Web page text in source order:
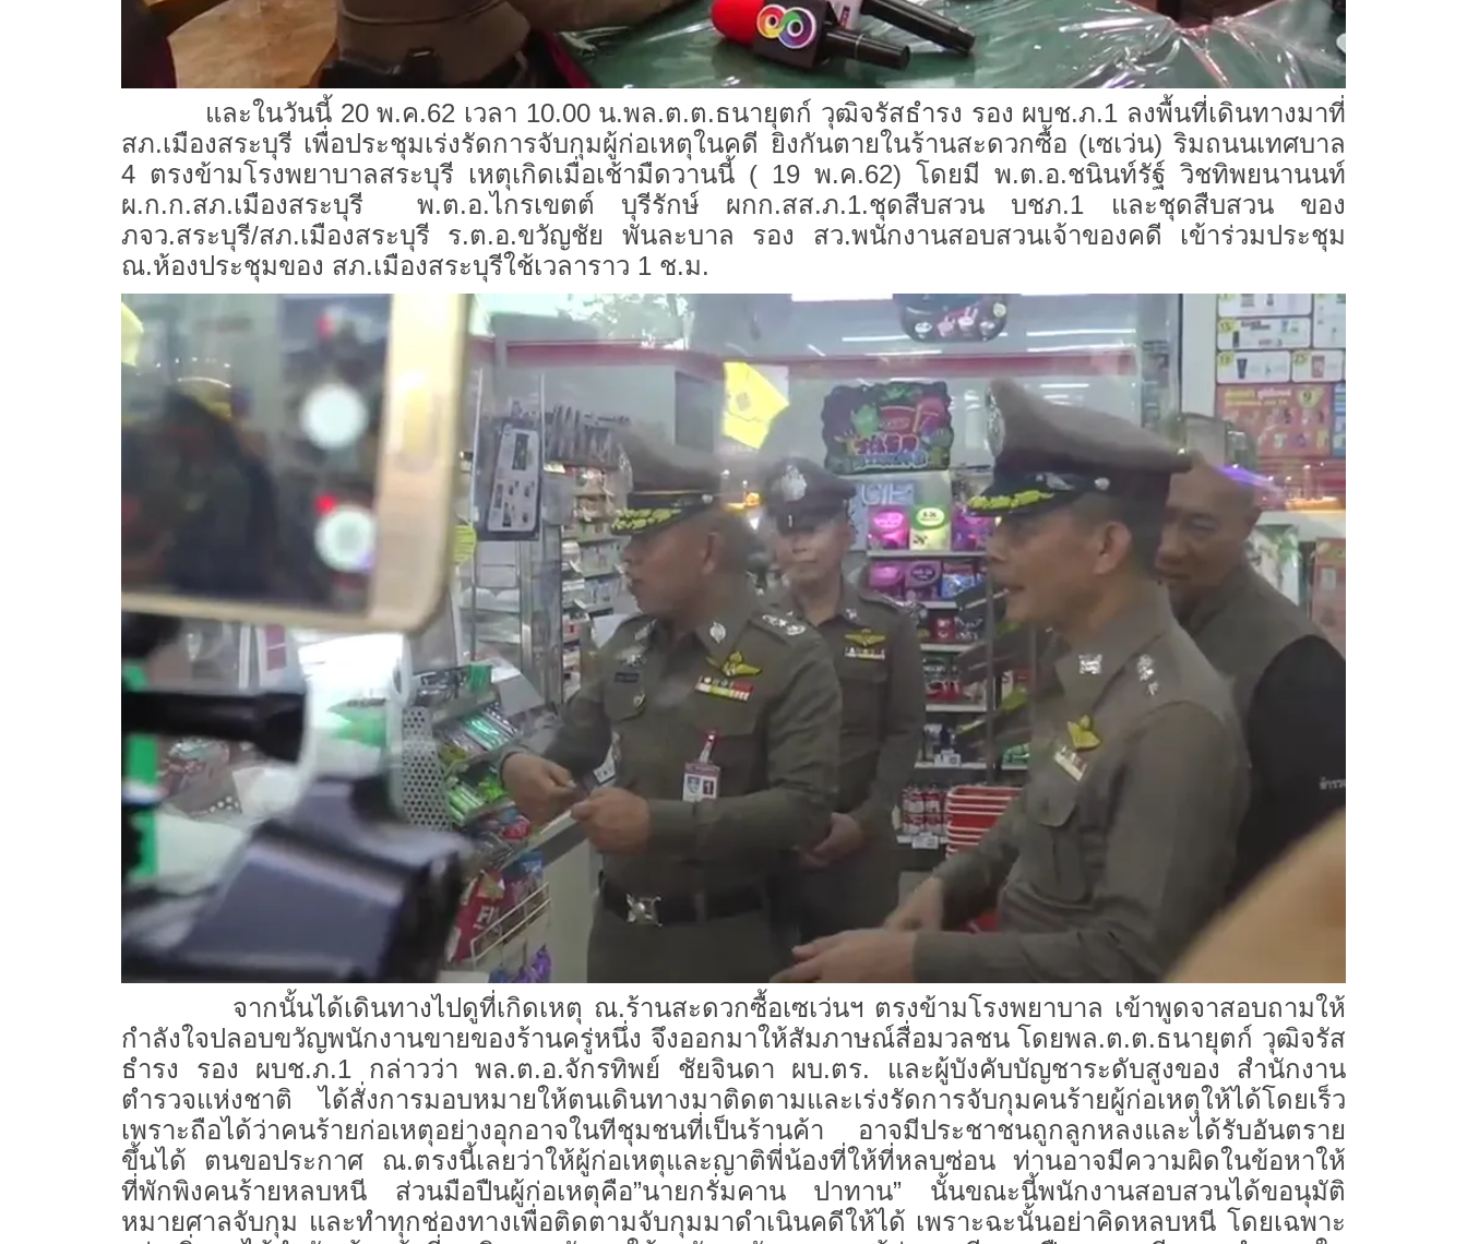
และในวันนี้ 20 พ.ค.62 เวลา 10.00 น.พล.ต.ต.ธนายุตก์ วุฒิจรัสธำรง รอง ผบช.ภ.1 ลงพื้นที่เดินทางมาที่
สภ.เมืองสระบุรี เพื่อประชุมเร่งรัดการจับกุมผู้ก่อเหตุในคดี ยิงกันตายในร้านสะดวกซื้อ (เซเว่น) ริมถนนเทศบาล
4 ตรงข้ามโรงพยาบาลสระบุรี เหตุเกิดเมื่อเช้ามืดวานนี้ ( 19 พ.ค.62) โดยมี พ.ต.อ.ชนินท์รัฐ์ วิชทิพยนานนท์
ผ.ก.ก.สภ.เมืองสระบุรี พ.ต.อ.ไกรเขตต์ บุรีรักษ์ ผกก.สส.ภ.1.ชุดสืบสวน บชภ.1 และชุดสืบสวน ของ
ภจว.สระบุรี/สภ.เมืองสระบุรี ร.ต.อ.ขวัญชัย พันละบาล รอง สว.พนักงานสอบสวนเจ้าของคดี เข้าร่วมประชุม
ณ.ห้องประชุมของ สภ.เมืองสระบุรีใช้เวลาราว 1 ช.ม.
จากนั้นได้เดินทางไปดูที่เกิดเหตุ ณ.ร้านสะดวกซื้อเซเว่นฯ ตรงข้ามโรงพยาบาล เข้าพูดจาสอบถามให้
กำลังใจปลอบขวัญพนักงานขายของร้านครู่หนึ่ง จึงออกมาให้สัมภาษณ์สื่อมวลชน โดยพล.ต.ต.ธนายุตก์ วุฒิจรัส
ธำรง รอง ผบช.ภ.1 กล่าวว่า พล.ต.อ.จักรทิพย์ ชัยจินดา ผบ.ตร. และผู้บังคับบัญชาระดับสูงของ สำนักงาน
ตำรวจแห่งชาติ ได้สั่งการมอบหมายให้ตนเดินทางมาติดตามและเร่งรัดการจับกุมคนร้ายผู้ก่อเหตุให้ได้โดยเร็ว
เพราะถือได้ว่าคนร้ายก่อเหตุอย่างอุกอาจในทีชุมชนที่เป็นร้านค้า อาจมีประชาชนถูกลูกหลงและได้รับอันตราย
ขึ้นได้ ตนขอประกาศ ณ.ตรงนี้เลยว่าให้ผู้ก่อเหตุและญาติพี่น้องที่ให้ที่หลบซ่อน ท่านอาจมีความผิดในข้อหาให้
ที่พักพิงคนร้ายหลบหนี ส่วนมือปืนผู้ก่อเหตุคือ”นายกรั่มคาน ปาทาน” นั้นขณะนี้พนักงานสอบสวนได้ขอนุมัติ
หมายศาลจับกุม และทำทุกช่องทางเพื่อติดตามจับกุมมาดำเนินคดีให้ได้ เพราะฉะนั้นอย่าคิดหลบหนี โดยเฉพาะ